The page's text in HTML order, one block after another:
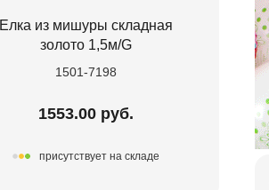
Елка из мишуры складная
золото 1,5м/G
1501-7198
1553.00 руб.
присутствует на складе